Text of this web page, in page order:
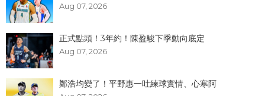
Aug 07, 2026
正式點頭！3年約！陳盈駿下季動向底定
Aug 07, 2026
鄭浩均變了！平野惠一吐練球實情、心寒阿